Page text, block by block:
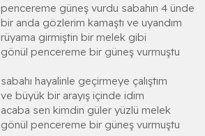
pencereme güneş vurdu sabahın 4 ünde
bir anda gözlerim kamaştı ve uyandım
rüyama girmiştin bir melek gibi
gönül pencereme bir güneş vurmuştu
sabahı hayalinle geçirmeye çalıştım
ve büyük bir arayış içinde idim
acaba sen kimdin güler yüzlü melek
gönül pencereme bir güneş vurmuştu